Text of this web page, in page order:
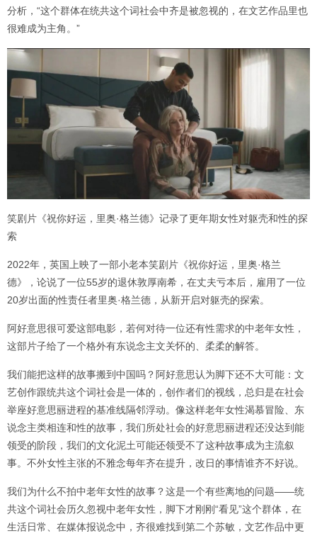
分析，“这个群体在统共这个词社会中齐是被忽视的，在文艺作品里也
很难成为主角。”
笑剧片《祝你好运，里奥·格兰德》记录了更年期女性对躯壳和性的探
索
2022年，英国上映了一部小老本笑剧片《祝你好运，里奥·格兰
德》，论说了一位55岁的退休敦厚南希，在丈夫亏本后，雇用了一位
20岁出面的性责任者里奥·格兰德，从新开启对躯壳的探索。
阿好意思很可爱这部电影，若何对待一位还有性需求的中老年女性，
这部片子给了一个格外有东说念主文关怀的、柔柔的解答。
我们能把这样的故事搬到中国吗？阿好意思认为脚下还不大可能：文
艺创作跟统共这个词社会是一体的，创作者们的视线，总归是在社会
举座好意思丽进程的基准线隔邻浮动。像这样老年女性渴慕冒险、东
说念主类相连和性的故事，我们所处社会的好意思丽进程还没达到能
领受的阶段，我们的文化泥土可能还领受不了这种故事成为主流叙
事。不外女性主张的不雅念每年齐在提升，改日的事情谁齐不好说。
我们为什么不拍中老年女性的故事？这是一个有些离地的问题——统
共这个词社会历久忽视中老年女性，脚下才刚刚“看见”这个群体，在
生活日常、在媒体报说念中，齐很难找到第二个苏敏，文艺作品中更